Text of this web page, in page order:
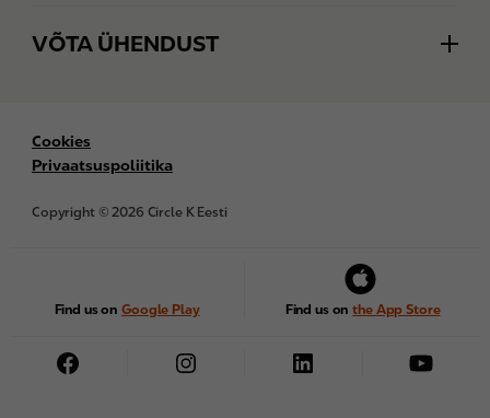
List Price
Tootelehed ja ohutuskaardid
Toetame Ukrainat
Korduskviitungi tellimine
VÕTA ÜHENDUST
Tagasiside
Bottom
Cookies
Privaatsuspoliitika
Copyright © 2026 Circle K Eesti
Find us on Google Play Find us on the App Store